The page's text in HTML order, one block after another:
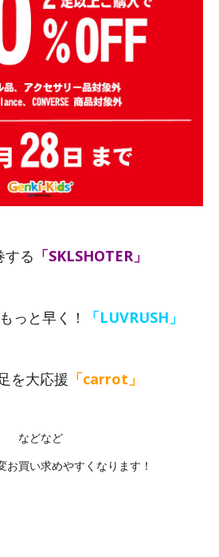
する 「SKLSHOTER」
っと早く！ 「LUVRUSH」
を大応援 「carrot」
などなど
お買い求めやすくなります！